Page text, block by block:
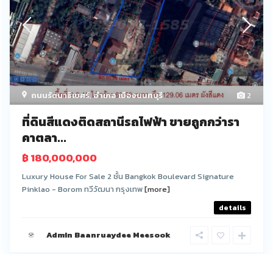
2
ถนนรัตนาธิเบศร์,อำเภอ เมืองนนทบุรี
ที่ดินสีแดงติดสถานีรถไฟฟ้า ขายถูกกว่ารา
คาตลา...
฿ 180,000,000
Luxury House For Sale 2 ชั้น Bangkok Boulevard Signature
Pinklao - Borom ทวีวัฒนา กรุงเทพ[more]
details
Admin Baanruaydee Meesook